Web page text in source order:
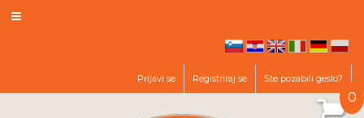
de pl
Prijavi se Registriraj se Ste pozabili geslo?
0